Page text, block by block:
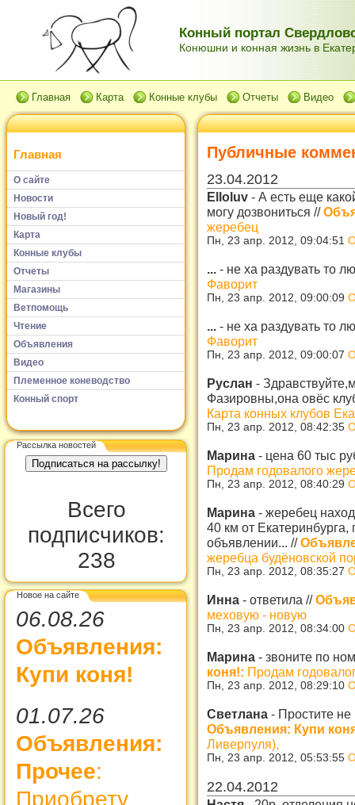
Конный портал
Конюшни и конная жизнь в
Главная Карта Конные клубы Отчеты Видео
Главная
О сайте
Новости
Новый год!
Карта
Конные клубы
Отчеты
Магазины
Ветпомощь
Чтение
Объявления
Видео
Племенное коневодство
Конный спорт
Рассылка новостей
Всего
подписчиков:
238
Новое на сайте
06.08.26
Объявления:
Купи коня!
01.07.26
Объявления:
Прочее:
Приобрету
Публичные
23.04.2012
Elloluv - А есть еще
могу дозвониться //
жеребец
Пн, 23 апр. 2012, 09:04:51
... - не ха раздувать то
Фаворит
Пн, 23 апр. 2012, 09:00:09
... - не ха раздувать то
Фаворит
Пн, 23 апр. 2012, 09:00:07
Руслан -
Фазировны,она овёс
Карта конных клубов
Пн, 23 апр. 2012, 08:42:35
Марина - цена 60 тыс
Продам годовалого
Пн, 23 апр. 2012, 08:40:29
Марина - жеребец
40 км от
объявлении... //
жеребца будёновской
Пн, 23 апр. 2012, 08:35:27
Инна - ответила //
меховую - новую
Пн, 23 апр. 2012, 08:34:00
Марина - звоните по
коня!: Продам
Пн, 23 апр. 2012, 08:29:10
Светлана - Простите
Объявления: Купи
Ливерпуля),
Пн, 23 апр. 2012, 05:53:55
22.04.2012